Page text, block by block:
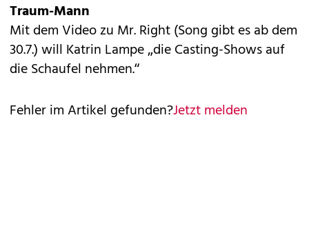
Traum-Mann
Mit dem Video zu Mr. Right (Song gibt es ab dem
30.7.) will Katrin Lampe „die Casting-Shows auf
die Schaufel nehmen.“
Fehler im Artikel gefunden?Jetzt melden